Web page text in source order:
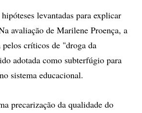
levantadas para explicar
avaliação de Marilene Proença, a
críticos de "droga da
adotada como subterfúgio para
sistema educacional.
precarização da qualidade do